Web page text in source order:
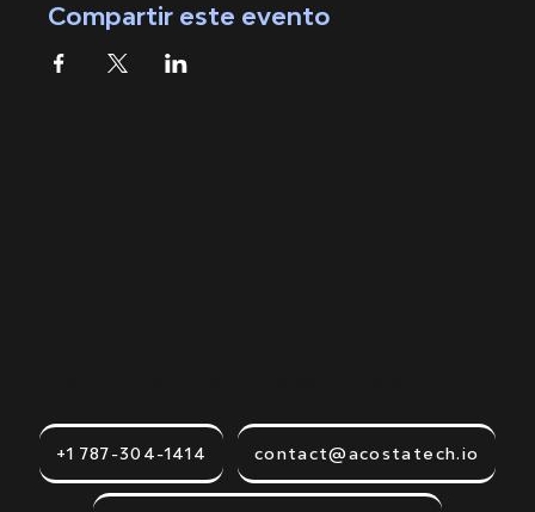
Compartir este evento
+1 787-304-1414 contact@acostatech.io